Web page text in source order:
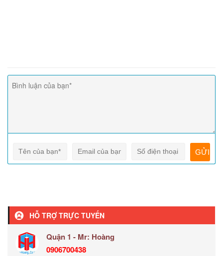
HỖ TRỢ TRỰC TUYẾN
Quận 1 - Mr: Hoàng
0906700438